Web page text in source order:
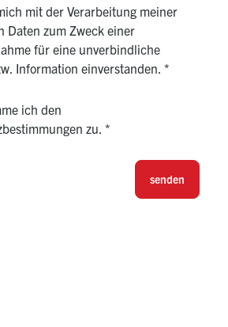
mit der Verarbeitung meiner
Daten zum Zweck einer
für eine unverbindliche
Information einverstanden. *
ich den
zu. *
senden